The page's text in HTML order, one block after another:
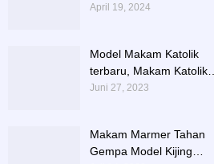
MARMER GRANITE
April 19, 2024
Model Makam Katolik
terbaru, Makam Katolik
Granit, Contoh Makam
Juni 27, 2023
Makam Marmer Tahan
Gempa Model Kijing